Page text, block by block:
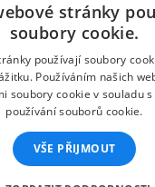
stránky
soubory cookie.
používají soubory
Používáním našich
soubory cookie v souladu
používání souborů cookie.
VŠE PŘIJMOUT